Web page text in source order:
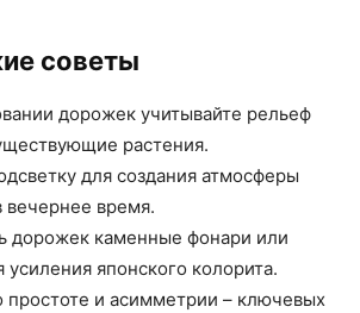
советы
дорожек учитывайте рельеф
растения.
для создания атмосферы
вечернее время.
дорожек каменные фонари или
усиления японского колорита.
простоте и асимметрии – ключевых